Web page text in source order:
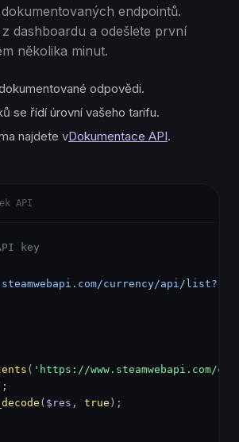
endpointů.
dashboardu a odešlete první
několika minut.
odpovědi.
se řídí úrovní vašeho tarifu.
najdete vDokumentace API.
API
key
currency/api/list?
( 'https://www.steamwebapi.com/
( $res , true );